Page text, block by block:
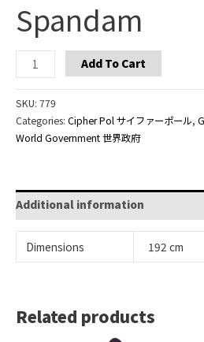
Spandam
Spandam
quantity
Add To Cart
SKU: 779
Categories: Cipher Pol サイファーポール,
World Government 世界政府
Additional information
Dimensions 192 cm
Related products